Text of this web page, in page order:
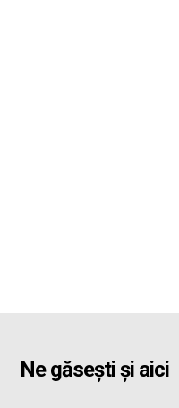
Ne găsești și aici